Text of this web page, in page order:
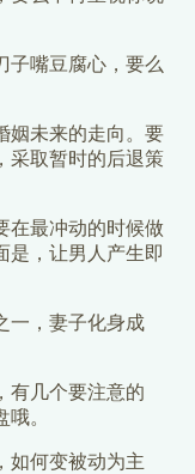
子嘴豆腐心，要么
姻未来的走向。要
采取暂时的后退策
在最冲动的时候做
是，让男人产生即
一，妻子化身成
有几个要注意的
。
如何变被动为主